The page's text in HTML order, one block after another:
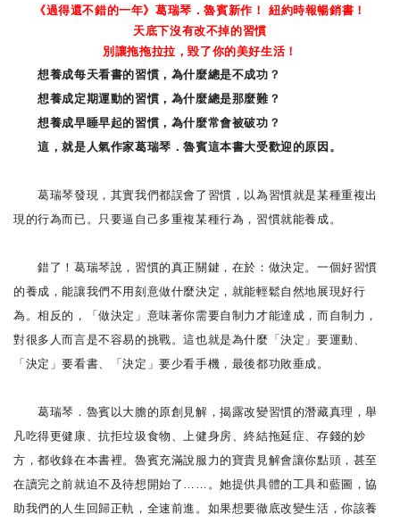
《過得還不錯的一年》葛瑞琴．魯賓新作！ 紐約時報暢銷書！
天底下沒有改不掉的習慣
別讓拖拖拉拉，毀了你的美好生活！
想養成每天看書的習慣，為什麼總是不成功？
想養成定期運動的習慣，為什麼總是那麼難？
想養成早睡早起的習慣，為什麼常會被破功？
這，就是人氣作家葛瑞琴．魯賓這本書大受歡迎的原因。
葛瑞琴發現，其實我們都誤會了習慣，以為習慣就是某種重複出
現的行為而已。只要逼自己多重複某種行為，習慣就能養成。
錯了！葛瑞琴說，習慣的真正關鍵，在於：做決定。一個好習慣
的養成，能讓我們不用刻意做什麼決定，就能輕鬆自然地展現好行
為。相反的，「做決定」意味著你需要自制力才能達成，而自制力，
對很多人而言是不容易的挑戰。這也就是為什麼「決定」要運動、
「決定」要看書、「決定」要少看手機，最後都功敗垂成。
葛瑞琴．魯賓以大膽的原創見解，揭露改變習慣的潛藏真理，舉
凡吃得更健康、抗拒垃圾食物、上健身房、終結拖延症、存錢的妙
方，都收錄在本書裡。魯賓充滿說服力的寶貴見解會讓你點頭，甚至
在讀完之前就迫不及待想開始了……。她提供具體的工具和藍圖，協
助我們的人生回歸正軌，全速前進。如果想要徹底改變生活，你該養